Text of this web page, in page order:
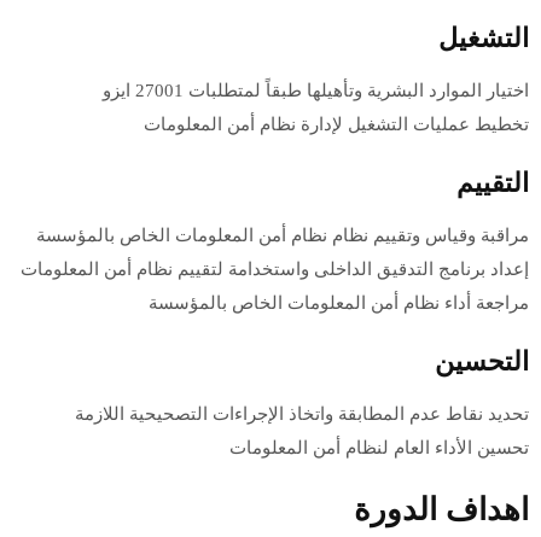
التشغيل
اختيار الموارد البشرية وتأهيلها طبقاً لمتطلبات 27001 ايزو
تخطيط عمليات التشغيل لإدارة نظام أمن المعلومات
التقييم
مراقبة وقياس وتقييم نظام نظام أمن المعلومات الخاص بالمؤسسة
إعداد برنامج التدقيق الداخلى واستخدامة لتقييم نظام أمن المعلومات
مراجعة أداء نظام أمن المعلومات الخاص بالمؤسسة
التحسين
تحديد نقاط عدم المطابقة واتخاذ الإجراءات التصحيحية اللازمة
تحسين الأداء العام لنظام أمن المعلومات
اهداف الدورة